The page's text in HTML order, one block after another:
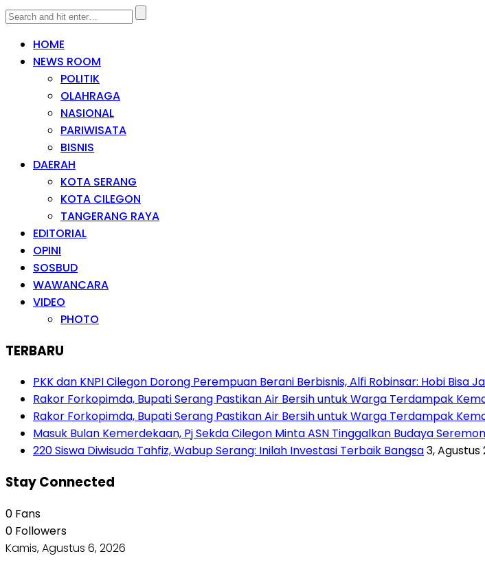
HOME
NEWS ROOM
POLITIK
OLAHRAGA
NASIONAL
PARIWISATA
BISNIS
DAERAH
KOTA SERANG
KOTA CILEGON
TANGERANG RAYA
EDITORIAL
OPINI
SOSBUD
WAWANCARA
VIDEO
PHOTO
TERBARU
PKK dan KNPI Cilegon Dorong Perempuan Berani Berbisnis, Alfi Robinsar: Hobi Bisa
Rakor Forkopimda, Bupati Serang Pastikan Air Bersih untuk Warga Terdampak
Rakor Forkopimda, Bupati Serang Pastikan Air Bersih untuk Warga Terdampak
Masuk Bulan Kemerdekaan, Pj Sekda Cilegon Minta ASN Tinggalkan Budaya
220 Siswa Diwisuda Tahfiz, Wabup Serang: Inilah Investasi Terbaik Bangsa3, Agustus
Stay Connected
0 Fans
0 Followers
Kamis, Agustus 6, 2026